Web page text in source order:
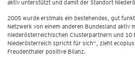
aktiv unterstützt und damit der Standort
2005 wurde erstmals ein bestehendes, gut
Netzwerk von einem anderen Bundesland aktiv
niederösterreichischen Clusterpartnern und 10
Niederösterreich spricht für sich“, zieht
Freudenthaler positive Bilanz.